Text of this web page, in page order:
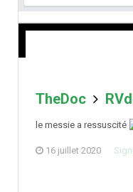
TheDoc
le messie a ressuscité
16 juillet 2020